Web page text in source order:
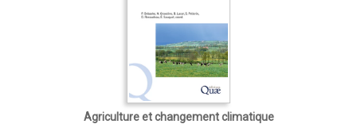
Agriculture et changement climatique